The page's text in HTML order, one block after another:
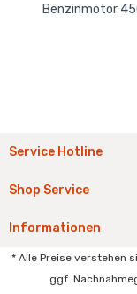
Benzinmotor
Service Hotline
Shop Service
Informationen
* Alle Preise verstehen
ggf.